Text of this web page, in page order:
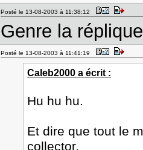
Posté le 13-08-2003 à 11:38:12
Genre la
Posté le 13-08-2003 à 11:41:19
Caleb2000 a écrit :
Hu hu hu.
Et dire que tout le
collector.